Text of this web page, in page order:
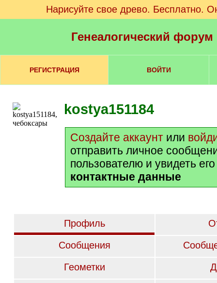
Нарисуйте свое древо. Бесплатно.
Генеалогический
РЕГИСТРАЦИЯ ВОЙТИ
kostya151184
Создайте аккаунт или
отправить личное
пользователю и увидеть
контактные данные
Профиль
Сообщения
Геометки